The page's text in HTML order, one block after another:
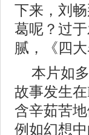
下来，刘
葛呢？过
腻，《四
本片如
故事发生
含辛茹苦
例如幻想